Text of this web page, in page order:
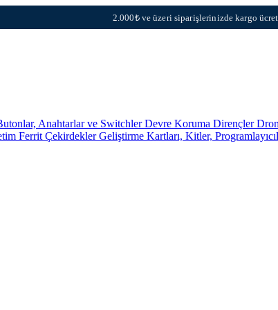
2.000₺ ve üzeri siparişlerinizde kargo
Anahtarlar ve SwitchlerDevre Koruma Dirençler
Ferrit ÇekirdeklerGeliştirme Kartları, Kitler,